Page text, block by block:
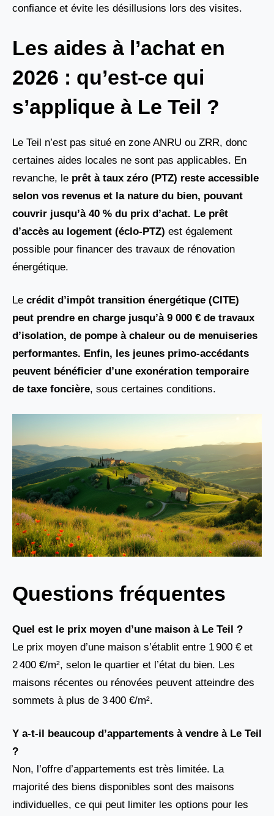
confiance et évite les désillusions lors des visites.
Les aides à l’achat en
2026 : qu’est-ce qui
s’applique à Le Teil ?
Le Teil n’est pas situé en zone ANRU ou ZRR, donc
certaines aides locales ne sont pas applicables. En
revanche, le prêt à taux zéro (PTZ) reste accessible
selon vos revenus et la nature du bien, pouvant
couvrir jusqu’à 40 % du prix d’achat. Le prêt
d’accès au logement (éclo-PTZ) est également
possible pour financer des travaux de rénovation
énergétique.
Le crédit d’impôt transition énergétique (CITE)
peut prendre en charge jusqu’à 9 000 € de travaux
d’isolation, de pompe à chaleur ou de menuiseries
performantes. Enfin, les jeunes primo-accédants
peuvent bénéficier d’une exonération temporaire
de taxe foncière, sous certaines conditions.
Questions fréquentes
Quel est le prix moyen d’une maison à Le Teil ?
Le prix moyen d’une maison s’établit entre 1 900 € et
2 400 €/m², selon le quartier et l’état du bien. Les
maisons récentes ou rénovées peuvent atteindre des
sommets à plus de 3 400 €/m².
Y a-t-il beaucoup d’appartements à vendre à Le Teil
?
Non, l’offre d’appartements est très limitée. La
majorité des biens disponibles sont des maisons
individuelles, ce qui peut limiter les options pour les